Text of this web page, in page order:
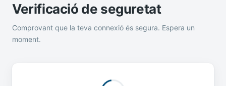
Verificació de seguretat
Comprovant que la teva connexió és segura. Espera un
moment.